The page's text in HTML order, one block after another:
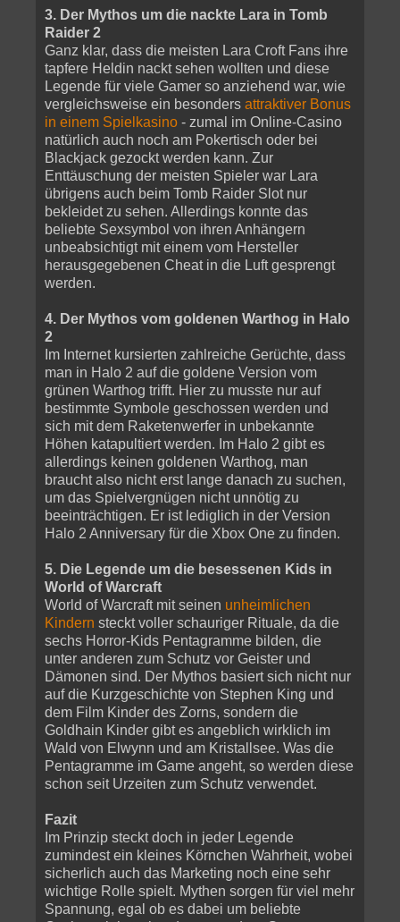
3. Der Mythos um die nackte Lara in Tomb
Raider 2
Ganz klar, dass die meisten Lara Croft Fans ihre
tapfere Heldin nackt sehen wollten und diese
Legende für viele Gamer so anziehend war, wie
vergleichsweise ein besonders attraktiver Bonus
in einem Spielkasino - zumal im Online-Casino
natürlich auch noch am Pokertisch oder bei
Blackjack gezockt werden kann. Zur
Enttäuschung der meisten Spieler war Lara
übrigens auch beim Tomb Raider Slot nur
bekleidet zu sehen. Allerdings konnte das
beliebte Sexsymbol von ihren Anhängern
unbeabsichtigt mit einem vom Hersteller
herausgegebenen Cheat in die Luft gesprengt
werden.
4. Der Mythos vom goldenen Warthog in Halo
2
Im Internet kursierten zahlreiche Gerüchte, dass
man in Halo 2 auf die goldene Version vom
grünen Warthog trifft. Hier zu musste nur auf
bestimmte Symbole geschossen werden und
sich mit dem Raketenwerfer in unbekannte
Höhen katapultiert werden. Im Halo 2 gibt es
allerdings keinen goldenen Warthog, man
braucht also nicht erst lange danach zu suchen,
um das Spielvergnügen nicht unnötig zu
beeinträchtigen. Er ist lediglich in der Version
Halo 2 Anniversary für die Xbox One zu finden.
5. Die Legende um die besessenen Kids in
World of Warcraft
World of Warcraft mit seinen unheimlichen
Kindern steckt voller schauriger Rituale, da die
sechs Horror-Kids Pentagramme bilden, die
unter anderen zum Schutz vor Geister und
Dämonen sind. Der Mythos basiert sich nicht nur
auf die Kurzgeschichte von Stephen King und
dem Film Kinder des Zorns, sondern die
Goldhain Kinder gibt es angeblich wirklich im
Wald von Elwynn und am Kristallsee. Was die
Pentagramme im Game angeht, so werden diese
schon seit Urzeiten zum Schutz verwendet.
Fazit
Im Prinzip steckt doch in jeder Legende
zumindest ein kleines Körnchen Wahrheit, wobei
sicherlich auch das Marketing noch eine sehr
wichtige Rolle spielt. Mythen sorgen für viel mehr
Spannung, egal ob es dabei um beliebte